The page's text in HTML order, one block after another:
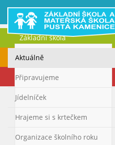
Základní škola
Mateřská škola
Kontakty
Aktuálně
Připravujeme
Jídelníček
Hrajeme si s krtečkem
Organizace školního roku